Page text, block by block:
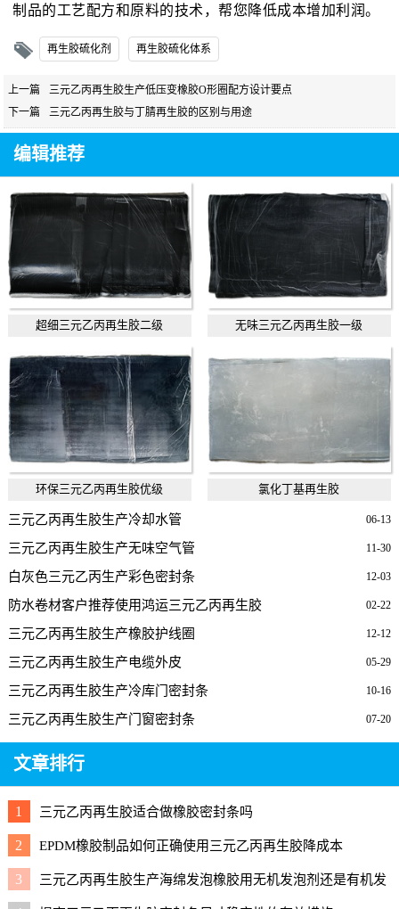
制品的工艺配方和原料的技术，帮您降低成本增加利润。
再生胶硫化剂 再生胶硫化体系
上一篇
三元乙丙再生胶生产低压变橡胶O形圈配方设计要点
下一篇
三元乙丙再生胶与丁腈再生胶的区别与用途
编辑推荐
超细三元乙丙再生胶二级 无味三元乙丙再生胶一级
环保三元乙丙再生胶优级 氯化丁基再生胶
06-13
三元乙丙再生胶生产冷却水管
11-30
三元乙丙再生胶生产无味空气管
12-03
白灰色三元乙丙生产彩色密封条
02-22
防水卷材客户推荐使用鸿运三元乙丙再生胶
12-12
三元乙丙再生胶生产橡胶护线圈
05-29
三元乙丙再生胶生产电缆外皮
10-16
三元乙丙再生胶生产冷库门密封条
07-20
三元乙丙再生胶生产门窗密封条
文章排行
1 三元乙丙再生胶适合做橡胶密封条吗
2 EPDM橡胶制品如何正确使用三元乙丙再生胶降成本
3
三元乙丙再生胶生产海绵发泡橡胶用无机发泡剂还是有机发
泡剂好？